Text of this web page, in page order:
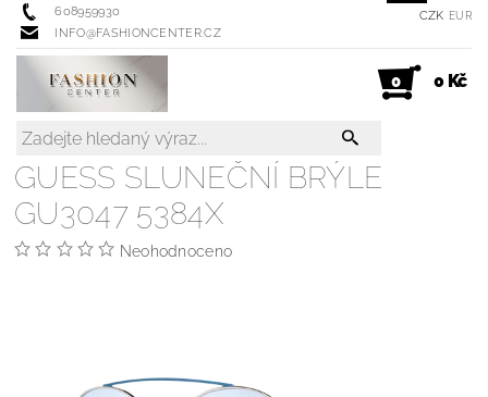
608959930
INFO@FASHIONCENTER.CZ
CZK EUR
0 0 Kč
GUESS SLUNEČNÍ BRÝLE
GU3047 5384X
Neohodnoceno